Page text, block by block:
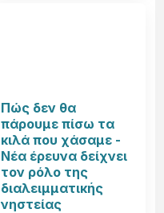
Πώς δεν θα
πάρουμε πίσω τα
κιλά που χάσαμε -
Νέα έρευνα δείχνει
τον ρόλο της
διαλειμματικής
νηστείας